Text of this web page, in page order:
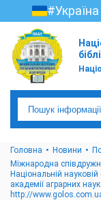
Головна Новини
Міжнародна
Національній науковій
академії аграрних
http://